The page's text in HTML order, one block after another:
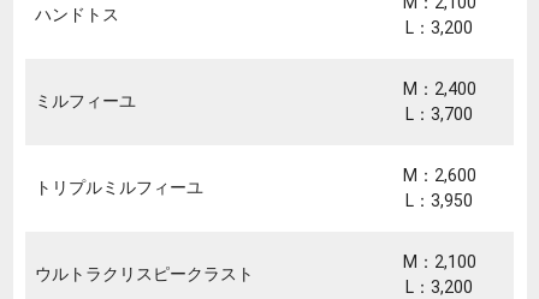
ハンドトス
L：3,200
ミルフィーユ
M：2,400
L：3,700
トリプルミルフィーユ
M：2,600
L：3,950
ウルトラクリスピークラスト
M：2,100
L：3,200